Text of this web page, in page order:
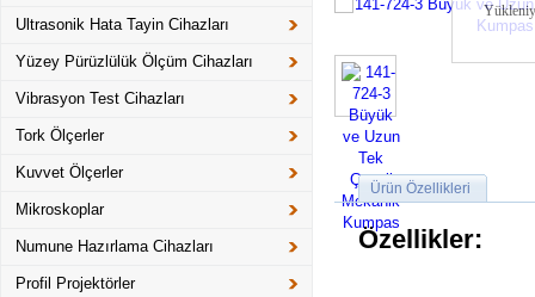
Ultrasonik Hata Tayin Cihazları
Yüzey Pürüzlülük Ölçüm Cihazları
Vibrasyon Test Cihazları
Tork Ölçerler
Kuvvet Ölçerler
Mikroskoplar
Numune Hazırlama Cihazları
Profil Projektörler
Ürün Özellikleri
Özellikler: